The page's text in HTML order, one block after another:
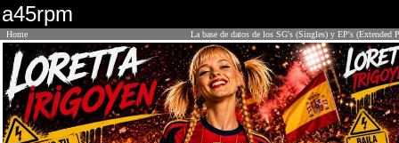
a45rpm
Home La base de datos de los SG's (Singles) y EP's (Extended